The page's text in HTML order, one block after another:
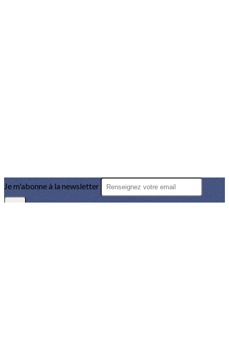
Je m'abonne à la newsletter